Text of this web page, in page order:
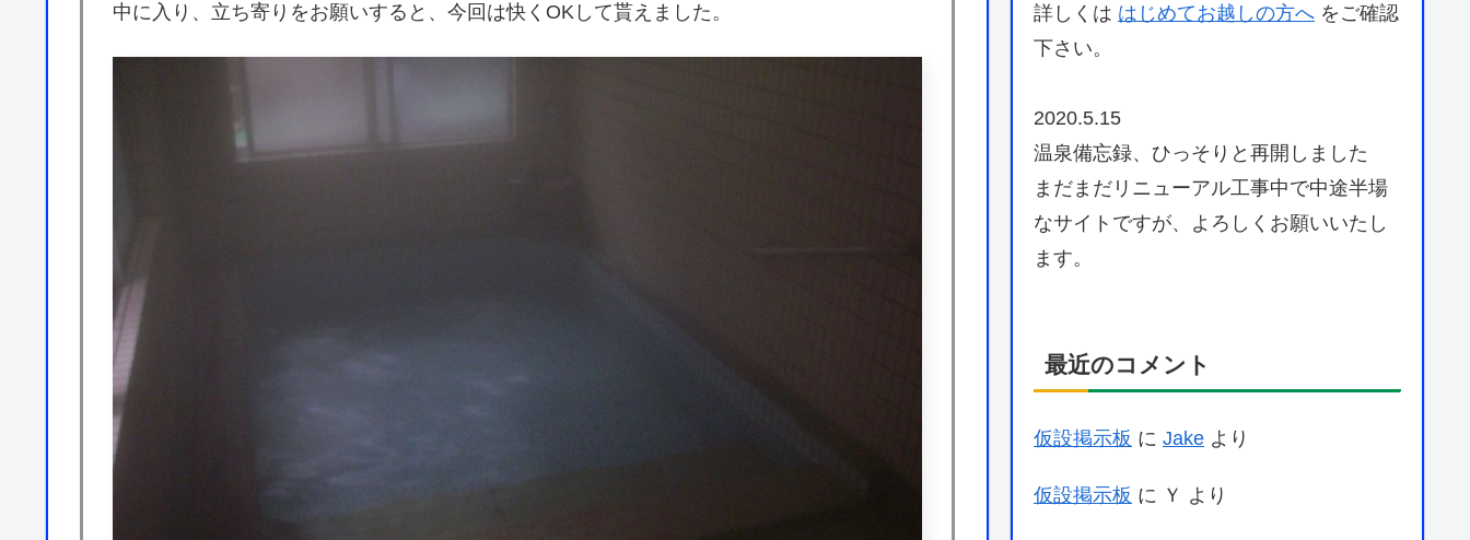
中に入り、立ち寄りをお願いすると、今回は快くOKして貰えました。
詳しくは はじめてお越しの方へ をご確認
下さい。
2020.5.15
温泉備忘録、ひっそりと再開しました
まだまだリニューアル工事中で中途半場
なサイトですが、よろしくお願いいたし
ます。
最近のコメント
仮設掲示板 に Jake より
仮設掲示板 に Ｙ より